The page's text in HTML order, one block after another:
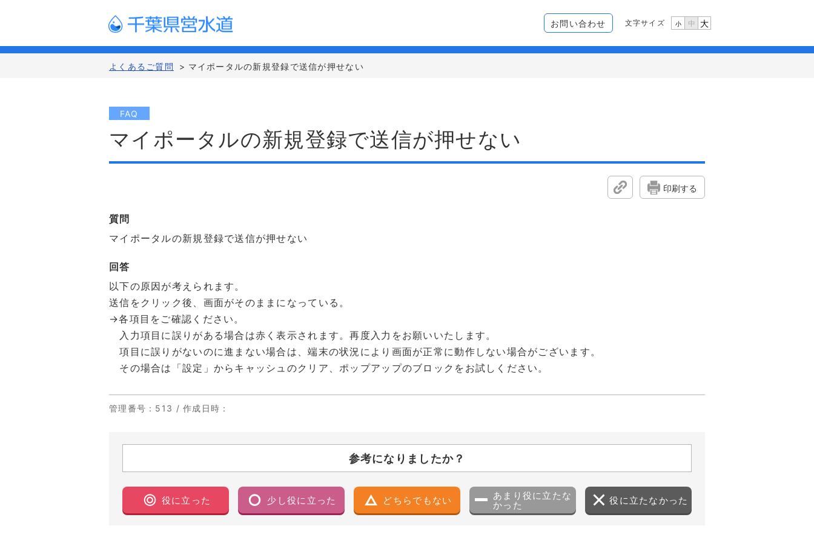
お問い合わせ 文字サイズ 小 中 大
よくあるご質問 > マイポータルの新規登録で送信が押せない
FAQ
マイポータルの新規登録で送信が押せない
印刷する
質問
マイポータルの新規登録で送信が押せない
回答
以下の原因が考えられます。
送信をクリック後、画面がそのままになっている。
→各項目をご確認ください。
入力項目に誤りがある場合は赤く表示されます。再度入力をお願いいたします。
項目に誤りがないのに進まない場合は、端末の状況により画面が正常に動作しない場合がございます。
その場合は「設定」からキャッシュのクリア、ポップアップのブロックをお試しください。
管理番号 ：513 /作成日時 ：
参考になりましたか？
役に立った 少し役に立った どちらでもない
あまり役に立たな
かった
役に立たなかった